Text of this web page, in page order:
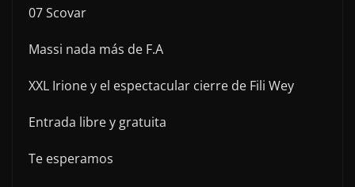
07 Scovar
Massi nada más de F.A
XXL Irione y el espectacular cierre de Fili Wey
Entrada libre y gratuita
Te esperamos